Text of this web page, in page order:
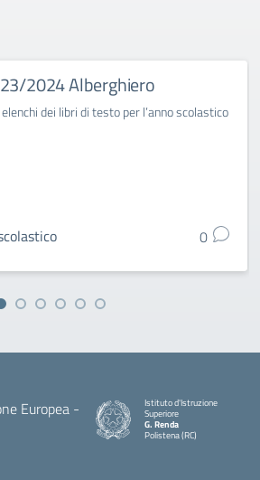
2024 Alberghiero
dei libri di testo per l’anno scolastico
0
Istituto d'Istruzione
Superiore
G. Renda
Polistena (RC)